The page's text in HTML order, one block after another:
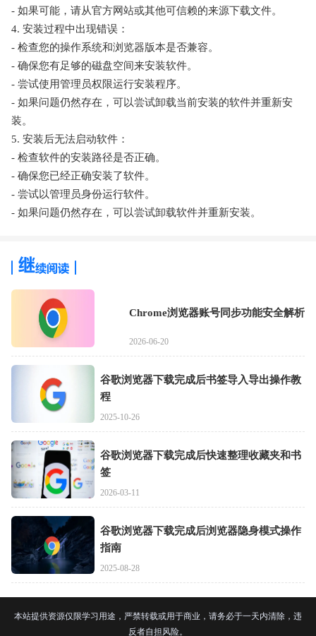
- 如果可能，请从官方网站或其他可信赖的来源下载文件。
4. 安装过程中出现错误：
- 检查您的操作系统和浏览器版本是否兼容。
- 确保您有足够的磁盘空间来安装软件。
- 尝试使用管理员权限运行安装程序。
- 如果问题仍然存在，可以尝试卸载当前安装的软件并重新安
装。
5. 安装后无法启动软件：
- 检查软件的安装路径是否正确。
- 确保您已经正确安装了软件。
- 尝试以管理员身份运行软件。
- 如果问题仍然存在，可以尝试卸载软件并重新安装。
Chrome浏览器账号同步功能安全解析
2026-06-20
谷歌浏览器下载完成后书签导入导出操作教
程
2025-10-26
谷歌浏览器下载完成后快速整理收藏夹和书
签
2026-03-11
谷歌浏览器下载完成后浏览器隐身模式操作
指南
2025-08-28
本站提供资源仅限学习用途，严禁转载或用于商业，请务必于一天内清除，违
反者自担风险。